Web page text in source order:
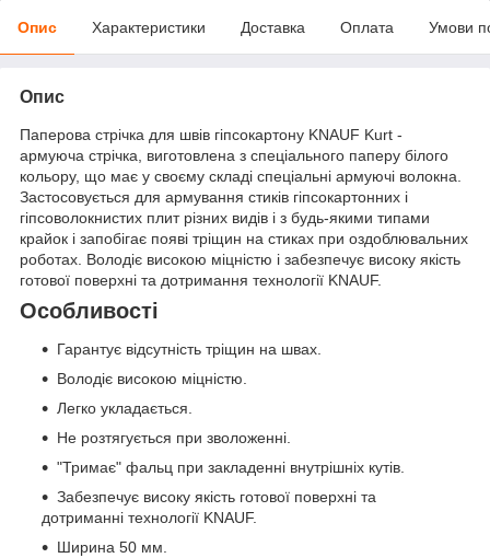
Опис Характеристики Доставка Оплата Умови
Опис
Паперова стрічка для швів гіпсокартону KNAUF Kurt -
армуюча стрічка, виготовлена з спеціального паперу білого
кольору, що має у своєму складі спеціальні армуючі волокна.
Застосовується для армування стиків гіпсокартонних і
гіпсоволокнистих плит різних видів і з будь-якими типами
крайок і запобігає появі тріщин на стиках при оздоблювальних
роботах. Володіє високою міцністю і забезпечує високу якість
готової поверхні та дотримання технології KNAUF.
Особливості
Гарантує відсутність тріщин на швах.
Володіє високою міцністю.
Легко укладається.
Не розтягується при зволоженні.
"Тримає" фальц при закладенні внутрішніх кутів.
Забезпечує високу якість готової поверхні та
дотриманні технології KNAUF.
Ширина 50 мм.